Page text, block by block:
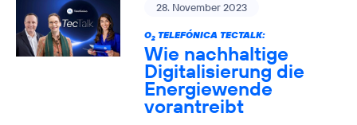
28. November 2023
O2TELEFÓNICA TECTALK:
Wie nachhaltige
Digitalisierung die
Energiewende
vorantreibt